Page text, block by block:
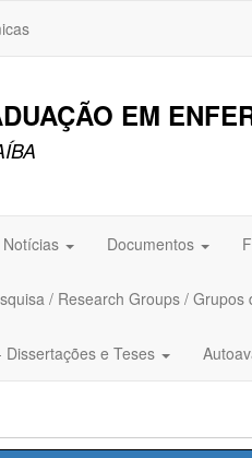
EM
Notícias Documentos
/ Research Groups / Grupos
e Teses